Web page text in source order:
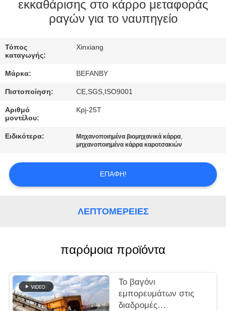
ΈΛΕΓΧΟΣ
ΕΛΆΤΕ
ΣΕ
ΕΠΑΦΉ
ΕΙΔΉΣΕΙΣ
ΖΗΤΉΣΤΕ
ΈΝΑ
POLICY
εκκαθάρισης στο κάρρο μεταφοράς
ραγών για το ναυπηγείο
Τόπος
καταγωγής:
Xinxiang
Μάρκα: BEFANBY
Πιστοποίηση: CE,SGS,ISO9001
Αριθμό
μοντέλου:
Kpj-25T
Ειδικότερα: Μηχανοποιημένα βιομηχανικά κάρρα,
μηχανοποιημένα κάρρα καροτσακιών
ΕΠΑΦΉ!
ΛΕΠΤΟΜΈΡΕΙΕΣ
παρόμοια προϊόντα
Το βαγόνι
εμπορευμάτων στις
διαδρομές